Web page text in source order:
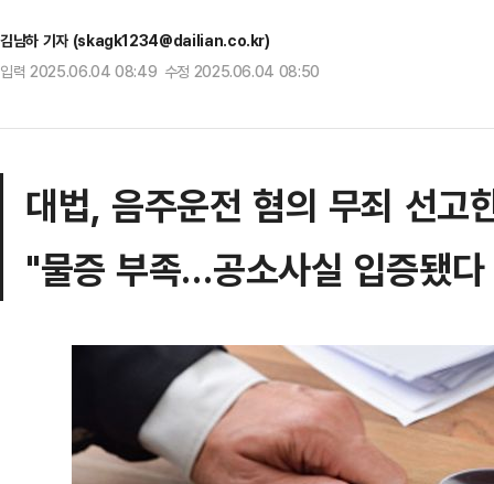
김남하 기자 (skagk1234@dailian.co.kr)
입력 2025.06.04 08:49 수정 2025.06.04 08:50
대법, 음주운전 혐의 무죄 선고
"물증 부족…공소사실 입증됐